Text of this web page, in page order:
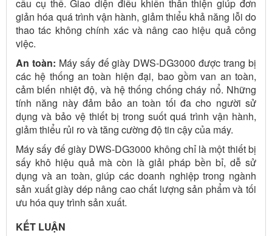
cầu cụ thể. Giao diện điều khiển thân thiện giúp đơn
giản hóa quá trình vận hành, giảm thiểu khả năng lỗi do
thao tác không chính xác và nâng cao hiệu quả công
việc.
An toàn: Máy sấy đế giày DWS-DG3000 được trang bị
các hệ thống an toàn hiện đại, bao gồm van an toàn,
cảm biến nhiệt độ, và hệ thống chống cháy nổ. Những
tính năng này đảm bảo an toàn tối đa cho người sử
dụng và bảo vệ thiết bị trong suốt quá trình vận hành,
giảm thiểu rủi ro và tăng cường độ tin cậy của máy.
Máy sấy đế giày DWS-DG3000 không chỉ là một thiết bị
sấy khô hiệu quả mà còn là giải pháp bền bỉ, dễ sử
dụng và an toàn, giúp các doanh nghiệp trong ngành
sản xuất giày dép nâng cao chất lượng sản phẩm và tối
ưu hóa quy trình sản xuất.
KẾT LUẬN